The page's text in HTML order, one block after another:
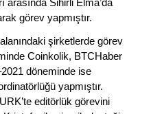
görev yapmıştır.
şirketlerde görev
Coinkolik, BTCHaber
döneminde ise
yapmıştır.
editörlük görevini